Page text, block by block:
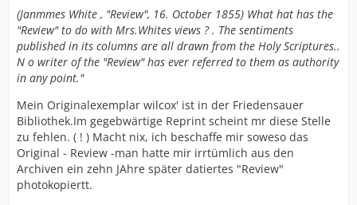
(Janmmes White , "Review", 16. October 1855) What hat has the
"Review" to do with Mrs.Whites views ? . The sentiments
published in its columns are all drawn from the Holy Scriptures..
N o writer of the "Review" has ever referred to them as authority
in any point."
Mein Originalexemplar wilcox' ist in der Friedensauer
Bibliothek.Im gegebwärtige Reprint scheint mr diese Stelle
zu fehlen. ( ! ) Macht nix, ich beschaffe mir soweso das
Original - Review -man hatte mir irrtümlich aus den
Archiven ein zehn JAhre später datiertes "Review"
photokopiertt.